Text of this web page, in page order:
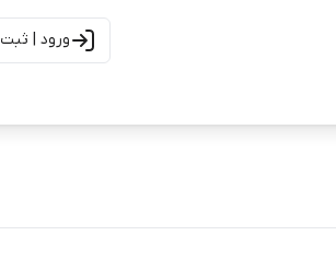
ورود |